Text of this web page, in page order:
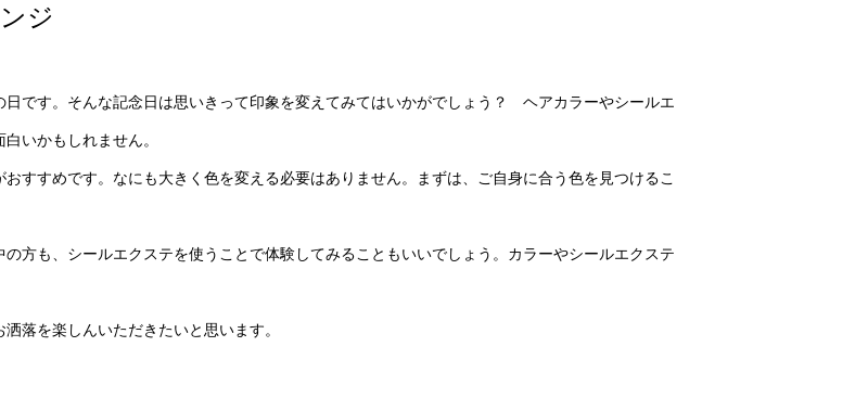
ジ
です。そんな記念日は思いきって印象を変えてみてはいかがでしょう？ ヘアカラーやシールエ
いかもしれません。
すすめです。なにも大きく色を変える必要はありません。まずは、ご自身に合う色を見つけるこ
方も、シールエクステを使うことで体験してみることもいいでしょう。カラーやシールエクステ
落を楽しんいただきたいと思います。